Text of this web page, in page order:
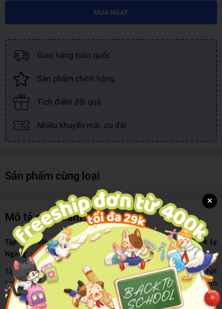
MUA NGAY
Giao hàng toàn quốc
Sản phẩm chính hãng
Tích điểm đổi quà
Nhiều khuyến mãi, ưu đãi
Sản phẩm cùng loại
Mô tả sản phẩm
Tập Sinh Viên 200tr Thành Đạt - Good Days B5 ĐL80gsm 4 Ly
Ngang
Tập sinh viên Thành Đạt là một trong những dòng tập - vở chất
lượng cao được rất nhiều học sinh ưa chuộng vì những ưu điểm
sau:
×